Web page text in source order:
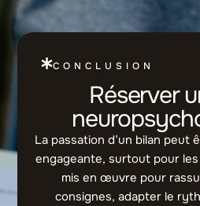
CONCLUSION
Réserver
La passation d’un bilan peut
engageante, surtout pour
mis en œuvre pour
consignes, adapter le